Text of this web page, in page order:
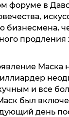
форуме в
Маска
и все
был
день